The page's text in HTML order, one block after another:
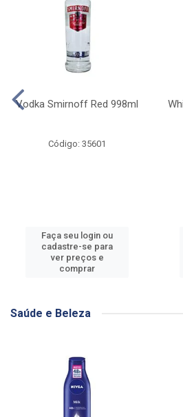
Vodka Smirnoff Red 998ml
Código: 35601
Faça seu login ou
cadastre-se para
ver preços e
comprar
Saúde e Beleza